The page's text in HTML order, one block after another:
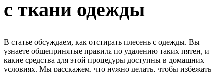
с ткани одежды
В статье обсуждаем, как отстирать плесень с одежды. Вы
узнаете общепринятые правила по удалению таких пятен, и
какие средства для этой процедуры доступны в домашних
условиях. Мы расскажем, что нужно делать, чтобы избежать